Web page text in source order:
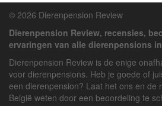
© 2026 Dierenpension Review
Dierenpension Review, recensies,
ervaringen van alle dierenpensions
Dierenpension Review is de enige
voor dierenpensions. Heb je goede of
een dierenpension? Laat het ons en de
België weten door een beoordeling te